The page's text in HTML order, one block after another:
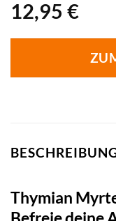
12,95 €
Thymian